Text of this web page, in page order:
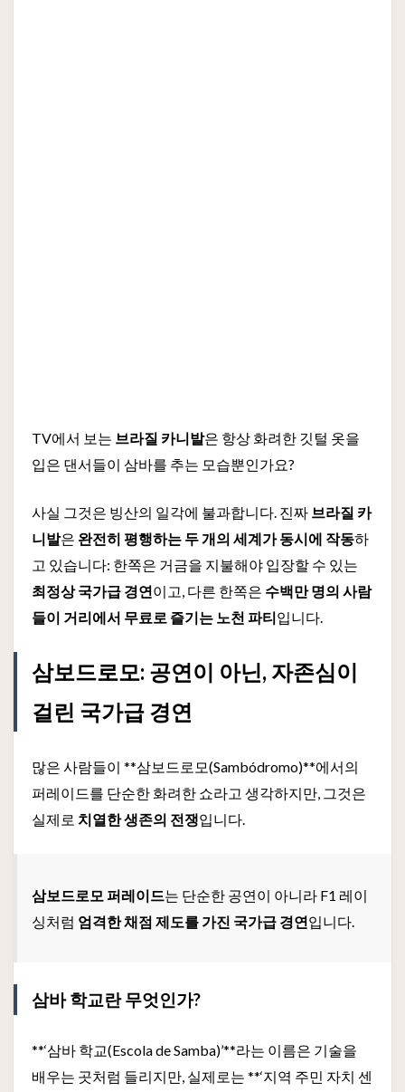
TV에서 보는 브라질 카니발은 항상 화려한 깃털 옷을
입은 댄서들이 삼바를 추는 모습뿐인가요?
사실 그것은 빙산의 일각에 불과합니다. 진짜 브라질 카
니발은 완전히 평행하는 두 개의 세계가 동시에 작동하
고 있습니다: 한쪽은 거금을 지불해야 입장할 수 있는
최정상 국가급 경연이고, 다른 한쪽은 수백만 명의 사람
들이 거리에서 무료로 즐기는 노천 파티입니다.
삼보드로모: 공연이 아닌, 자존심이
걸린 국가급 경연
많은 사람들이 **삼보드로모(Sambódromo)**에서의
퍼레이드를 단순한 화려한 쇼라고 생각하지만, 그것은
실제로 치열한 생존의 전쟁입니다.
삼보드로모 퍼레이드는 단순한 공연이 아니라 F1 레이
싱처럼 엄격한 채점 제도를 가진 국가급 경연입니다.
삼바 학교란 무엇인가?
**‘삼바 학교(Escola de Samba)’**라는 이름은 기술을
배우는 곳처럼 들리지만, 실제로는 **‘지역 주민 자치 센